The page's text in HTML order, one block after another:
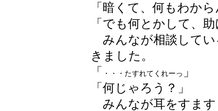
「暗くて、何もわか
「でも何とかして、
みんなが相談してい
きました。
「
・・・たすれてくれーっ
」
「何じゃろう？」
みんなが耳をすます